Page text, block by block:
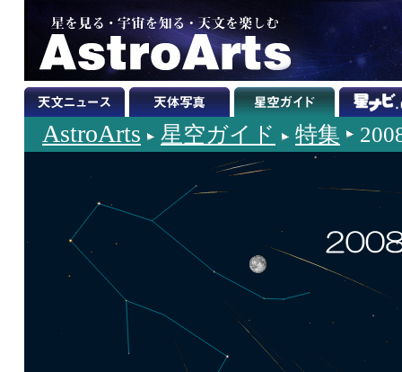
AstroArts 星空ガイド 特集